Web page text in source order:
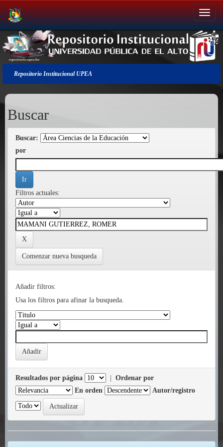
Salir
de
la
navegación
Repositorio Institucional UPEA
Buscar
Buscar:
por
Filtros actuales:
Comenzar nueva busqueda
Añadir filtros:
Usa los filtros para afinar la busqueda.
Resultados por página
Ordenar por
En orden
Autor/registro